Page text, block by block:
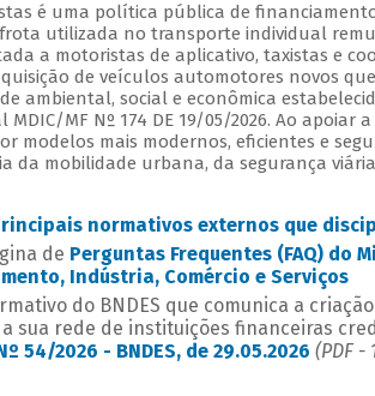
é uma política pública de
utilizada no transporte individual
a motoristas de aplicativo, taxistas e
de veículos automotores novos
ambiental, social e econômica
MF Nº 174 DE 19/05/2026. Ao apoiar
modelos mais modernos, eficientes e
da mobilidade urbana, da segurança
normativos externos que
de Perguntas Frequentes (FAQ) do
Indústria, Comércio e Serviços
do BNDES que comunica a
sua rede de instituições financeiras
54/2026 - BNDES, de 29.05.2026 (PDF -